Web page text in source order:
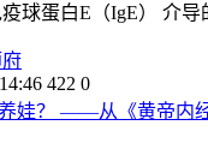
球蛋白E（IgE） 介导
422 0